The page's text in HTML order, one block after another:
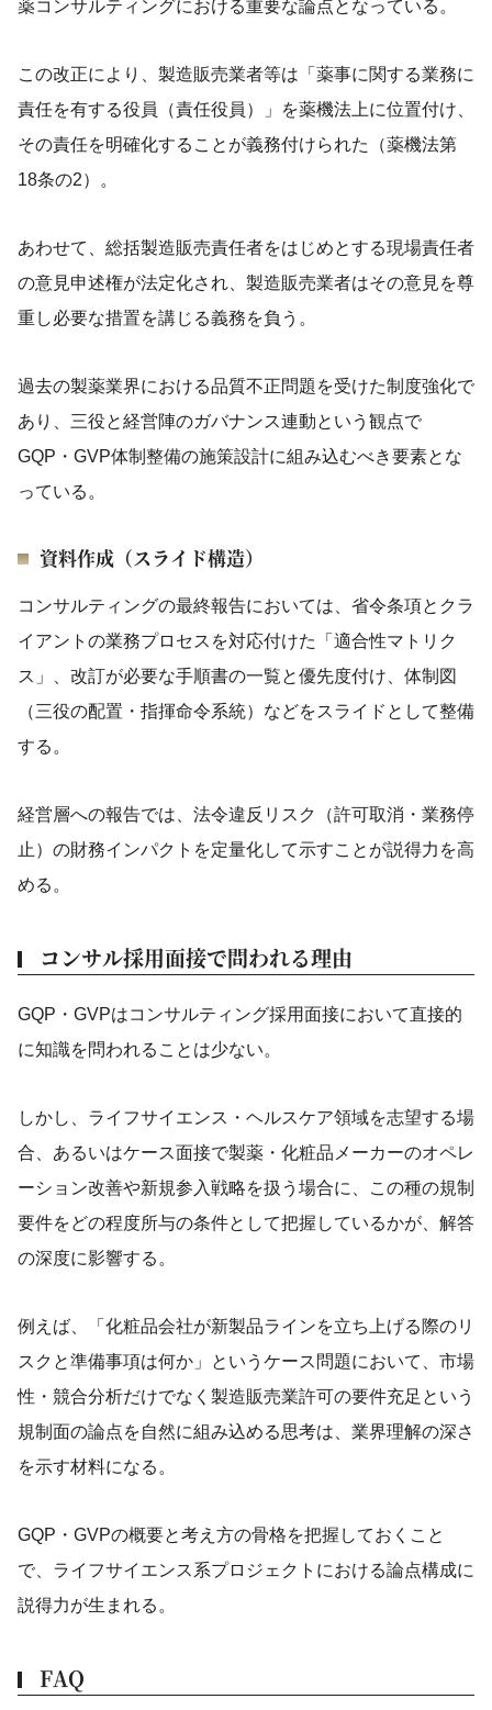
薬コンサルティングにおける重要な論点となっている。
この改正により、製造販売業者等は「薬事に関する業務に
責任を有する役員（責任役員）」を薬機法上に位置付け、
その責任を明確化することが義務付けられた（薬機法第
18条の2）。
あわせて、総括製造販売責任者をはじめとする現場責任者
の意見申述権が法定化され、製造販売業者はその意見を尊
重し必要な措置を講じる義務を負う。
過去の製薬業界における品質不正問題を受けた制度強化で
あり、三役と経営陣のガバナンス連動という観点で
GQP・GVP体制整備の施策設計に組み込むべき要素とな
っている。
資料作成（スライド構造）
コンサルティングの最終報告においては、省令条項とクラ
イアントの業務プロセスを対応付けた「適合性マトリク
ス」、改訂が必要な手順書の一覧と優先度付け、体制図
（三役の配置・指揮命令系統）などをスライドとして整備
する。
経営層への報告では、法令違反リスク（許可取消・業務停
止）の財務インパクトを定量化して示すことが説得力を高
める。
コンサル採用面接で問われる理由
GQP・GVPはコンサルティング採用面接において直接的
に知識を問われることは少ない。
しかし、ライフサイエンス・ヘルスケア領域を志望する場
合、あるいはケース面接で製薬・化粧品メーカーのオペレ
ーション改善や新規参入戦略を扱う場合に、この種の規制
要件をどの程度所与の条件として把握しているかが、解答
の深度に影響する。
例えば、「化粧品会社が新製品ラインを立ち上げる際のリ
スクと準備事項は何か」というケース問題において、市場
性・競合分析だけでなく製造販売業許可の要件充足という
規制面の論点を自然に組み込める思考は、業界理解の深さ
を示す材料になる。
GQP・GVPの概要と考え方の骨格を把握しておくこと
で、ライフサイエンス系プロジェクトにおける論点構成に
説得力が生まれる。
FAQ